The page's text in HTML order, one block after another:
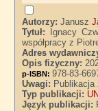
Autorzy:Janusz
Tytuł:
Ignacy
współpracy z
Adres
Opis fizyczny:
p-ISBN:978-83-
Uwagi: Publikacja
Typ publikacji:
Język publikacji: